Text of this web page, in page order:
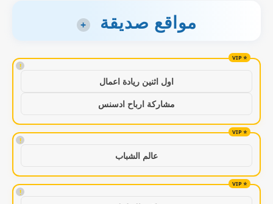
مواقع صديقة +
!
اول اثنين ريادة اعمال
مشاركة ارباح ادسنس
!
عالم الشباب
!